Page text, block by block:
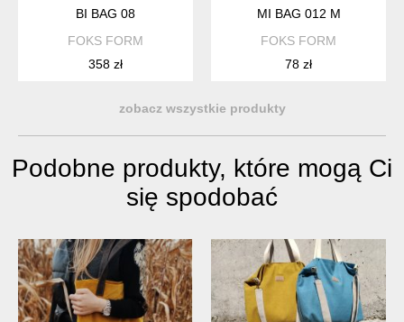
BI BAG 08
FOKS FORM
358 zł
MI BAG 012 M
FOKS FORM
78 zł
zobacz wszystkie produkty
Podobne produkty, które mogą Ci
się spodobać